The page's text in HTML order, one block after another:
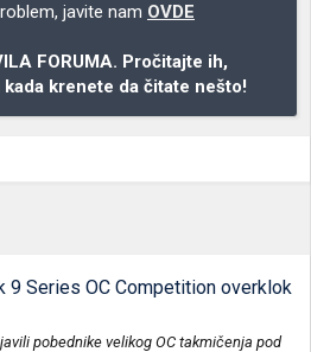
javite nam OVDE
FORUMA. Pročitajte ih,
krenete da čitate nešto!
9 Series OC Competition overklok
pobednike velikog OC takmičenja pod